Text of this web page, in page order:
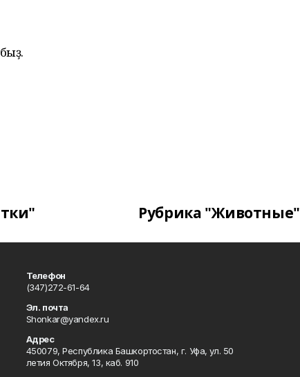
Рубрика "Животные"
Телефон
(347)272-61-64
Эл. почта
Shonkar@yandex.ru
Адрес
450079, Республика Башкортостан, г. Уфа, ул. 50
летия Октября, 13, каб. 910